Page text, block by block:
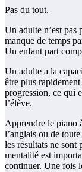
Pas du tout.
Un adulte n’est pas
manque de temps
Un enfant part
Un adulte a la
être plus
progression, ce qui
l’élève.
Apprendre le piano
l’anglais ou de
les résultats ne sont
mentalité est
continuer. Une fois